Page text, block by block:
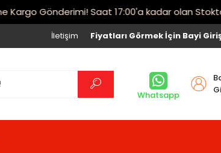
Gönderimi! Saat 17:00'a kadar olan Stoktaki
Fiyatları Görmek İçin Bayi
İletişim
Whatsapp